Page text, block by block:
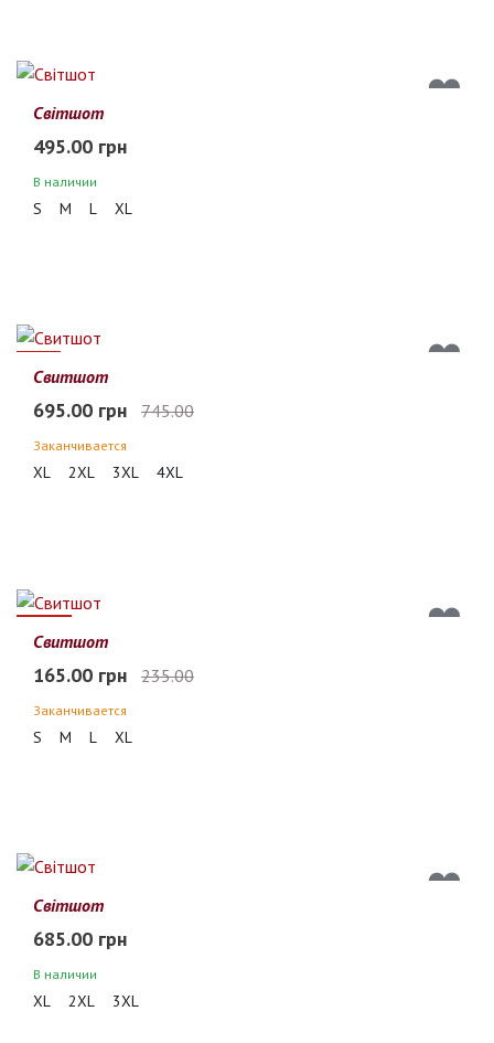
Світшот
495.00 грн
В наличии
S M L XL
7%
Свитшот
695.00 грн 745.00
Заканчивается
XL 2XL 3XL 4XL
30%
Свитшот
165.00 грн 235.00
Заканчивается
S M L XL
Світшот
685.00 грн
В наличии
XL 2XL 3XL